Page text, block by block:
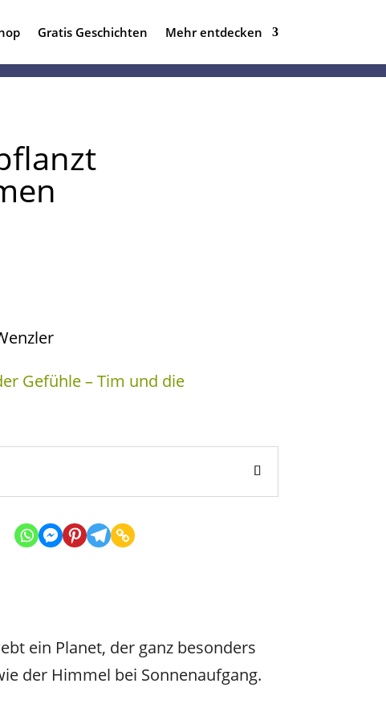
Gratis Geschichten Mehr entdecken
Gefühle – Tim und die
ein Planet, der ganz besonders
der Himmel bei Sonnenaufgang.